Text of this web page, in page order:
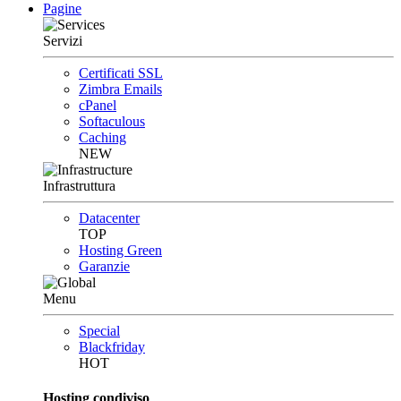
Pagine
Servizi
Certificati SSL
Zimbra Emails
cPanel
Softaculous
Caching
NEW
Infrastruttura
Datacenter
TOP
Hosting Green
Garanzie
Menu
Special
Blackfriday
HOT
Hosting condiviso